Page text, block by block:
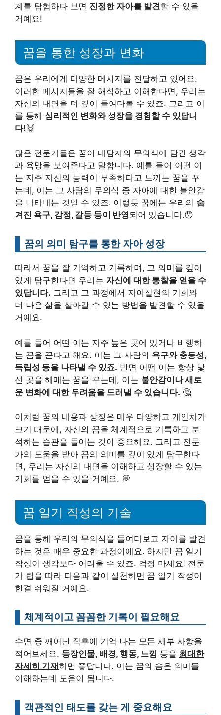
계를 탐험하다 보면 진정한 자아를 발견할 수 있을
거예요!
꿈을 통한 성장과 변화
꿈은 우리에게 다양한 메시지를 전달하고 있어요.
이러한 메시지들을 잘 해석하고 이해한다면, 우리는
자신의 내면을 더 깊이 들여다볼 수 있죠. 그리고 이
를 통해 심리적인 변화와 성장을 경험할 수 있답니
다!🙌
많은 전문가들은 꿈이 내담자의 무의식에 담긴 생각
과 욕망을 보여준다고 말합니다. 예를 들어 어떤 이
는 자주 자신의 능력이 부족하다고 느끼는 꿈을 꾸
는데, 이는 그 사람의 무의식 중 자아에 대한 불안감
을 나타내는 것일 수 있죠. 이렇듯 꿈에는 우리의 숨
겨진 욕구, 감정, 갈등 등이 반영되어 있습니다.😯
꿈의 의미 탐구를 통한 자아 성장
따라서 꿈을 잘 기억하고 기록하며, 그 의미를 깊이
있게 탐구한다면 우리는 자신에 대한 통찰을 얻을 수
있답니다. 그리고 그 과정에서 자아실현의 기회와
더 나은 삶을 살아갈 수 있는 방법을 발견할 수 있을
거예요.
예를 들어 어떤 이는 자주 높은 곳에 있거나 비행하
는 꿈을 꾼다고 해요. 이는 그 사람의 욕구와 충동성,
독립성 등을 나타낼 수 있죠. 반면 어떤 이는 항상 낯
선 곳을 헤매는 꿈을 꾸는데, 이는 불안감이나 새로
운 변화에 대한 두려움을 드러낼 수 있습니다. 🤔
이처럼 꿈의 내용과 상징은 매우 다양하고 개인차가
크기 때문에, 자신의 꿈을 체계적으로 기록하고 분
석하는 습관을 들이는 것이 중요해요. 그리고 전문
가의 도움을 받아 꿈의 의미를 깊이 있게 탐구한다
면, 우리는 자신의 내면을 이해하고 성장할 수 있는
기회를 얻을 수 있을 거예요. 💭
꿈 일기 작성의 기술
꿈을 통해 우리의 무의식을 들여다보고 자아를 발견
하는 것은 매우 중요한 과정이에요. 하지만 꿈 일기
작성이 생각보다 어려울 수 있죠. 걱정 마세요! 전문
가 팁을 따라 다음과 같이 실천하면 꿈 일기 작성이
한결 쉬워질 거예요.
체계적이고 꼼꼼한 기록이 필요해요
수면 중 깨어난 직후에 기억 나는 모든 세부 사항을
적어보세요. 등장인물, 배경, 행동, 느낌 등을 최대한
자세히 기재하면 좋답니다. 이는 꿈의 숨은 의미를
이해하는데 도움이 됩니다.
객관적인 태도를 갖는 게 중요해요